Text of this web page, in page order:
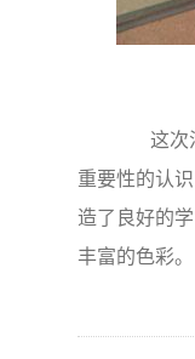
这次
重要性的认
造了良好的
丰富的色彩。